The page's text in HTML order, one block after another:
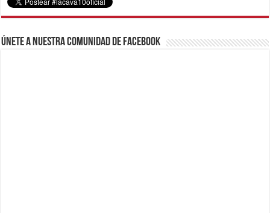
Únete a nuestra comunidad de Facebook